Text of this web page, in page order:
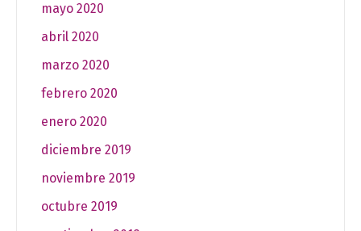
mayo 2020
abril 2020
marzo 2020
febrero 2020
enero 2020
diciembre 2019
noviembre 2019
octubre 2019